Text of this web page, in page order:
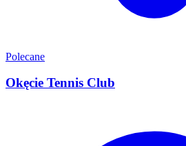
Polecane
Okęcie Tennis Club